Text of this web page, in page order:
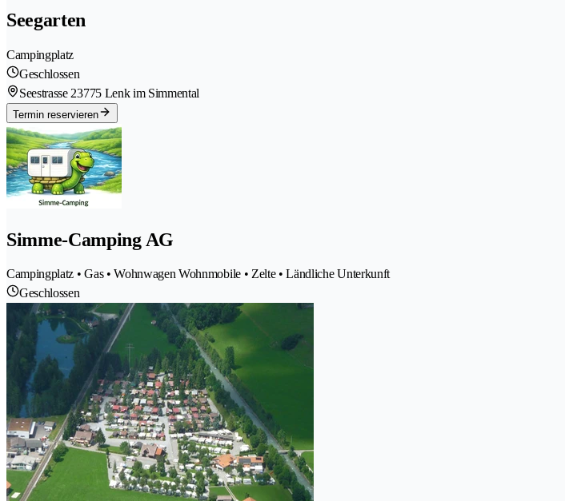
Seegarten
Campingplatz
Geschlossen
Seestrasse 23775 Lenk im Simmental
Termin reservieren
Simme-Camping AG
Campingplatz • Gas • Wohnwagen Wohnmobile • Zelte • Ländliche Unterkunft
Geschlossen